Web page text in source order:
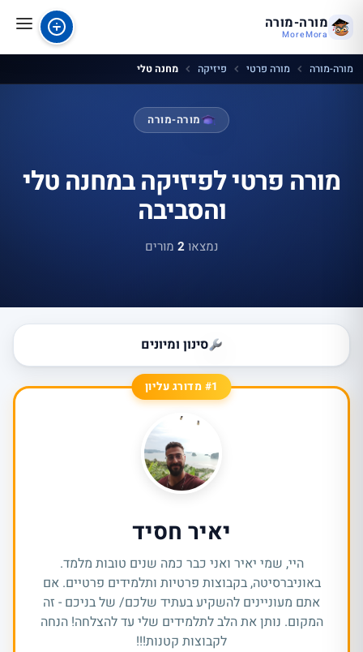
מורה-מורה
MoreMora
מורה-מורה מורה פרטי פיזיקה מחנה טלי
מורה-מורה
מורה פרטי לפיזיקה במחנה טלי
והסביבה
נמצאו2 מורים
סינון ומיונים
#1 מדורג עליון
יאיר חסיד
היי, שמי יאיר ואני כבר כמה שנים טובות מלמד.
באוניברסיטה, בקבוצות פרטיות ותלמידים פרטיים. אם
אתם מעוניינים להשקיע בעתיד שלכם/ של בניכם - זה
המקום. נותן את הלב לתלמידים שלי עד להצלחה! הנחה
לקבוצות קטנות!!!